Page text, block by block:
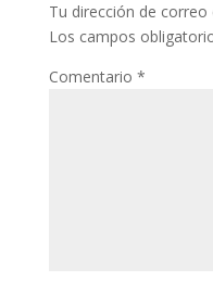
Tu dirección de
Los campos
Comentario *